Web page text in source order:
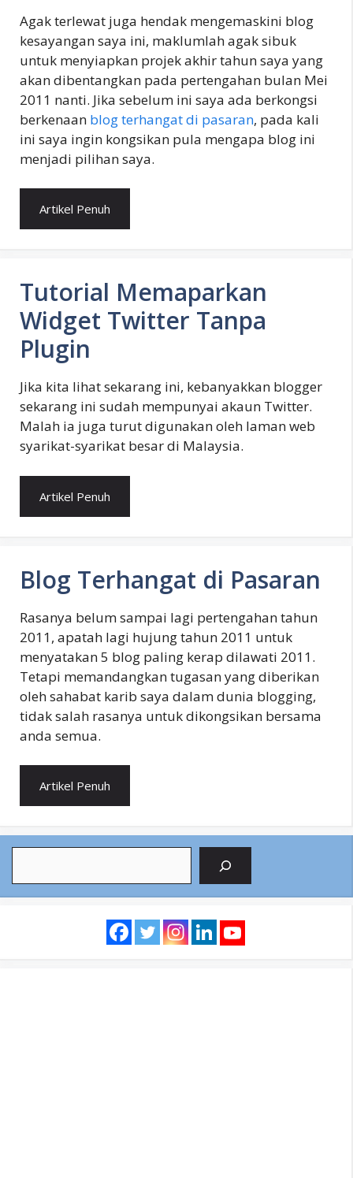
Agak terlewat juga hendak mengemaskini blog
kesayangan saya ini, maklumlah agak sibuk
untuk menyiapkan projek akhir tahun saya yang
akan dibentangkan pada pertengahan bulan Mei
2011 nanti. Jika sebelum ini saya ada berkongsi
berkenaan blog terhangat di pasaran, pada kali
ini saya ingin kongsikan pula mengapa blog ini
menjadi pilihan saya.
Artikel Penuh
Tutorial Memaparkan
Widget Twitter Tanpa
Plugin
Jika kita lihat sekarang ini, kebanyakkan blogger
sekarang ini sudah mempunyai akaun Twitter.
Malah ia juga turut digunakan oleh laman web
syarikat-syarikat besar di Malaysia.
Artikel Penuh
Blog Terhangat di Pasaran
Rasanya belum sampai lagi pertengahan tahun
2011, apatah lagi hujung tahun 2011 untuk
menyatakan 5 blog paling kerap dilawati 2011.
Tetapi memandangkan tugasan yang diberikan
oleh sahabat karib saya dalam dunia blogging,
tidak salah rasanya untuk dikongsikan bersama
anda semua.
Artikel Penuh